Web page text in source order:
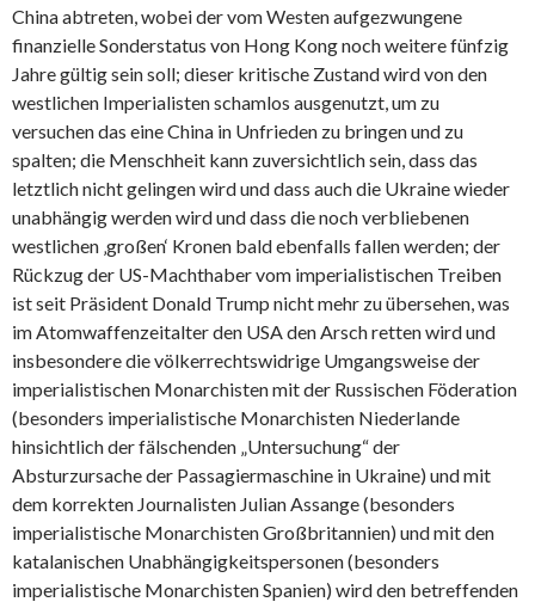
China abtreten, wobei der vom Westen aufgezwungene
finanzielle Sonderstatus von Hong Kong noch weitere fünfzig
Jahre gültig sein soll; dieser kritische Zustand wird von den
westlichen Imperialisten schamlos ausgenutzt, um zu
versuchen das eine China in Unfrieden zu bringen und zu
spalten; die Menschheit kann zuversichtlich sein, dass das
letztlich nicht gelingen wird und dass auch die Ukraine wieder
unabhängig werden wird und dass die noch verbliebenen
westlichen ‚großen‘ Kronen bald ebenfalls fallen werden; der
Rückzug der US-Machthaber vom imperialistischen Treiben
ist seit Präsident Donald Trump nicht mehr zu übersehen, was
im Atomwaffenzeitalter den USA den Arsch retten wird und
insbesondere die völkerrechtswidrige Umgangsweise der
imperialistischen Monarchisten mit der Russischen Föderation
(besonders imperialistische Monarchisten Niederlande
hinsichtlich der fälschenden „Untersuchung“ der
Absturzursache der Passagiermaschine in Ukraine) und mit
dem korrekten Journalisten Julian Assange (besonders
imperialistische Monarchisten Großbritannien) und mit den
katalanischen Unabhängigkeitspersonen (besonders
imperialistische Monarchisten Spanien) wird den betreffenden